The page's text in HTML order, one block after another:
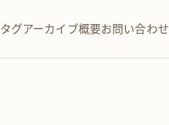
タグアーカイブ概要お問い合わせ